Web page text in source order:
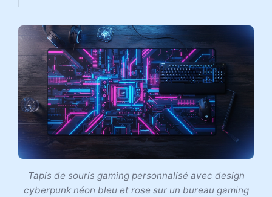
Tapis de souris gaming personnalisé avec design
cyberpunk néon bleu et rose sur un bureau gaming